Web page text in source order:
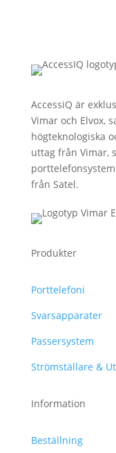
AccessiQ är
Vimar och Elvox,
högteknologiska
uttag från Vimar,
från Satel.
Produkter
Porttelefoni
Svarsapparater
Passersystem
Strömställare &
Information
Beställning